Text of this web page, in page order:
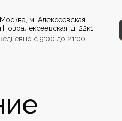
с 9:00 до 21:00
Москва, м. Алексеевская
д. 22к1